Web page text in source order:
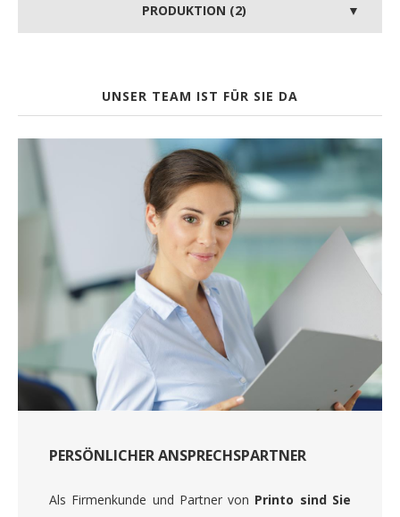
PRODUKTION (2)
UNSER TEAM IST FÜR SIE DA
PERSÖNLICHER ANSPRECHSPARTNER
Als Firmenkunde und Partner von Printo sind Sie